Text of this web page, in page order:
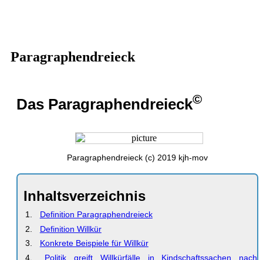
Paragraphendreieck
Das Paragraphendreieck©
Paragraphendreieck (c) 2019 kjh-mov
Inhaltsverzeichnis
Definition Paragraphendreieck
Definition Willkür
Konkrete Beispiele für Willkür
Politik greift Willkürfälle in Kindschaftssachen nach